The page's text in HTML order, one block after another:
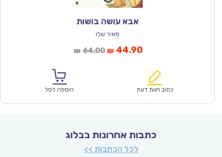
אבא עושה בושות
מאיר שלו
₪ 64.00המחיר
₪64.00.
₪ 44.90המחיר
הוא:
כתוב חוות דעת הוספה לסל
כתבות אחרונות בבלוג
לכל הכתבות >>